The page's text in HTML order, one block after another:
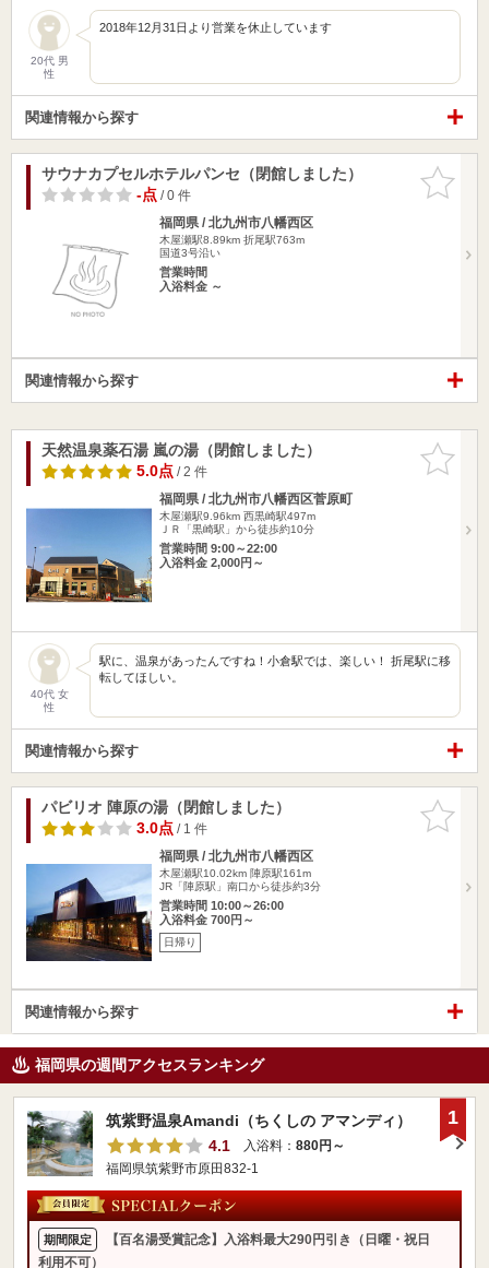
20代 男
性
2018年12月31日より営業を休止しています
関連情報から探す
お気に入
りに追加
サウナカプセルホテルパンセ（閉館しました）
-点/ 0 件
福岡県 / 北九州市八幡西区
木屋瀬駅8.89km 折尾駅763m
国道3号沿い
営業時間
入浴料金 ～
関連情報から探す
お気に入
りに追加
天然温泉薬石湯 嵐の湯（閉館しました）
5.0点/ 2 件
福岡県 / 北九州市八幡西区菅原町
木屋瀬駅9.96km 西黒崎駅497m
ＪＲ「黒崎駅」から徒歩約10分
営業時間 9:00～22:00
入浴料金 2,000円～
40代 女
性
駅に、温泉があったんですね！小倉駅では、楽しい！ 折尾駅に移
転してほしい。
関連情報から探す
お気に入
りに追加
パビリオ 陣原の湯（閉館しました）
3.0点/ 1 件
福岡県 / 北九州市八幡西区
木屋瀬駅10.02km 陣原駅161m
JR「陣原駅」南口から徒歩約3分
営業時間 10:00～26:00
入浴料金 700円～
日帰り
関連情報から探す
福岡県の週間アクセスランキング
筑紫野温泉Amandi（ちくしの アマンディ）
4.1
入浴料： 880円～
福岡県筑紫野市原田832-1
期間限定
【百名湯受賞記念】入浴料最大290円引き（日曜・祝日
利用不可）
1